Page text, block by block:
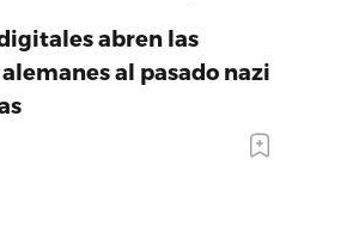
abren las
al pasado nazi